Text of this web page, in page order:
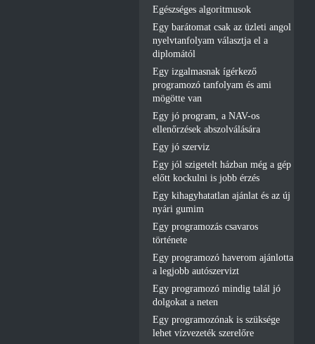
Egészséges algoritmusok
Egy barátomat csak az üzleti angol
nyelvtanfolyam választja el a
diplomától
Egy izgalmasnak ígérkező
programozó tanfolyam és ami
mögötte van
Egy jó program, a NAV-os
ellenőrzések abszolválására
Egy jó szerviz
Egy jól szigetelt házban még a gép
előtt kockulni is jobb érzés
Egy kihagyhatatlan ajánlat és az új
nyári gumim
Egy programozás csavaros
története
Egy programozó haverom ajánlotta
a legjobb autószervizt
Egy programozó mindig talál jó
dolgokat a neten
Egy programozónak is szüksége
lehet vízvezeték szerelőre